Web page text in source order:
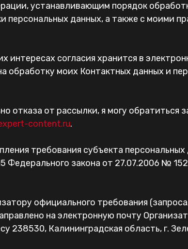
устанавливающим порядок
персональных данных, а также с моими
интересах согласия хранится в
обработку моих Контактных данных и
отказа от рассылки, я могу обратиться
content.ru.
требования субъекта персональных
Федерального закона от 27.07.2006 №
официального требования
на электронную почту
238530, Калининградская область, г.